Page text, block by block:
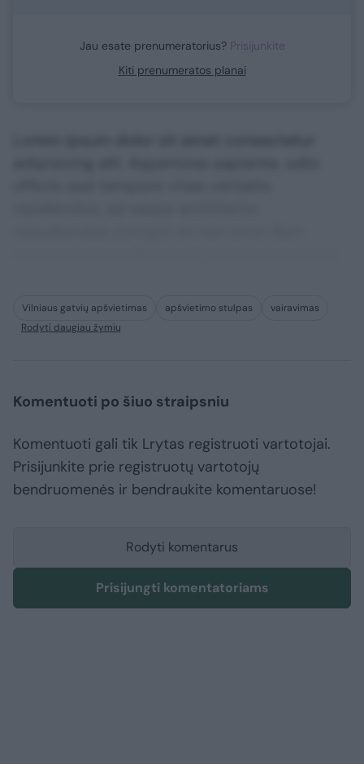
Jau esate prenumeratorius? Prisijunkite
Kiti prenumeratos planai
Vilniaus gatvių apšvietimas apšvietimo stulpas
vairavimas
Rodyti daugiau žymių
Komentuoti po šiuo straipsniu
Komentuoti gali tik Lrytas registruoti vartotojai.
Prisijunkite prie registruotų vartotojų
bendruomenės ir bendraukite komentaruose!
Rodyti komentarus
Prisijungti komentatoriams